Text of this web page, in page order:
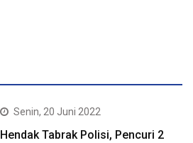
Senin, 20 Juni 2022
Hendak Tabrak Polisi, Pencuri 2